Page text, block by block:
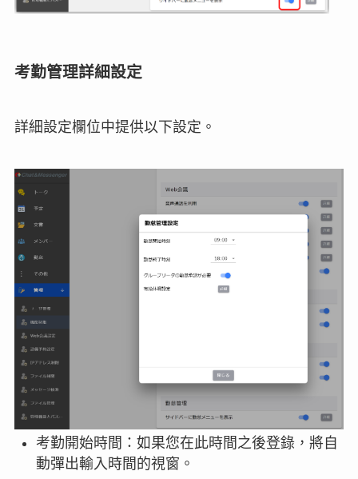
考勤管理詳細設定
詳細設定欄位中提供以下設定。
考勤開始時間：如果您在此時間之後登錄，將自
動彈出輸入時間的視窗。